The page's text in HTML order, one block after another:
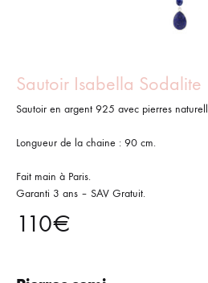
Sautoir Isabella Sodalite
Sautoir en argent 925 avec pierres
Longueur de la chaine : 90 cm.
Fait main à Paris.
Garanti 3 ans – SAV Gratuit.
110€